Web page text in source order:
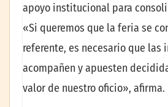
apoyo institucional para
«Si queremos que la feria se
referente, es necesario que las
acompañen y apuesten
valor de nuestro oficio», afirma.